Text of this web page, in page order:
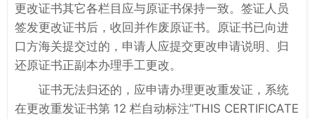
更改证书其它各栏目应与原证书保持一致。签证人员
签发更改证书后，收回并作废原证书。原证书已向进
口方海关提交过的，申请人应提交更改申请说明、归
还原证书正副本办理手工更改。
证书无法归还的，应申请办理更改重发证，系统
在更改重发证书第 12 栏自动标注“THIS CERTIFICATE